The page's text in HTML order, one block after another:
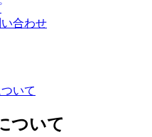
合わせ
いて
ついて